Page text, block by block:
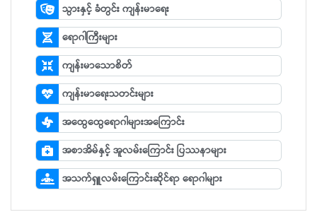
သွားနှင့် ခံတွင်း ကျန်းမာရေး
ရောဂါကြီးများ
ကျန်းမာသောစိတ်
ကျန်းမာရေးသတင်းများ
အထွေထွေရောဂါများအကြောင်း
အစာအိမ်နှင့် အူလမ်းကြောင်း ပြဿနာများ
အသက်ရှူလမ်းကြောင်းဆိုင်ရာ ရောဂါများ